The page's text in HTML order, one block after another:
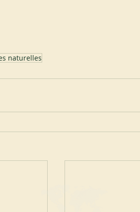
naturelles